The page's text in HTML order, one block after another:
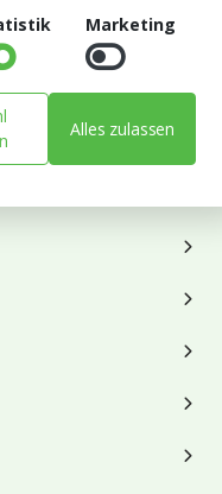
und
Abonnieren
Marketing
Alles zulassen